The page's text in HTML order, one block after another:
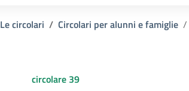
Le circolari Circolari per alunni e famiglie
circolare 39